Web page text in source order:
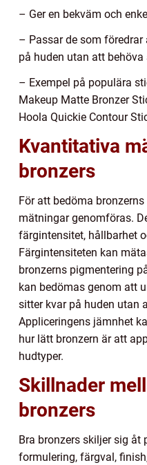
– Ger en bekväm och
– Passar de som
på huden utan att
– Exempel på populära
Makeup Matte Bronzer
Hoola Quickie Contour
Kvantitativa
bronzers
För att bedöma
mätningar genomföras.
färgintensitet, hållbarhet
Färgintensiteten kan
bronzerns pigmentering
kan bedömas genom att
sitter kvar på huden utan
Appliceringens jämnhet
hur lätt bronzern är att
hudtyper.
Skillnader
bronzers
Bra bronzers skiljer sig åt
formulering, färgval,